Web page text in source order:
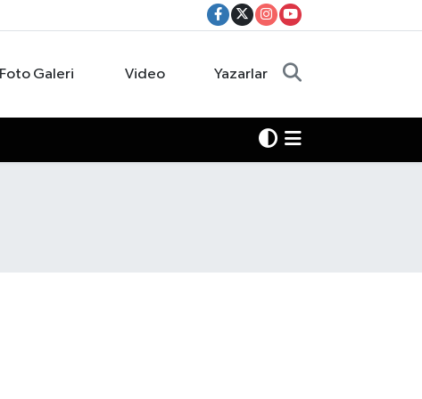
Foto Galeri Video Yazarlar